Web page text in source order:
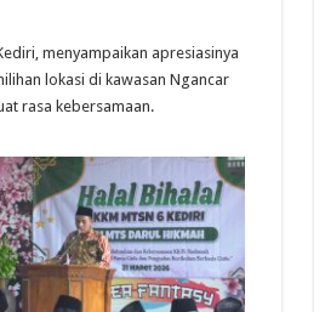
menyampaikan apresiasinya
lokasi di kawasan Ngancar
rasa kebersamaan.